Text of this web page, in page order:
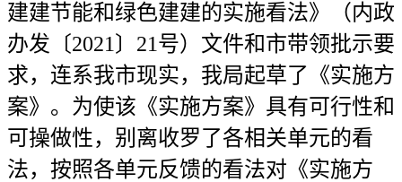
建建节能和绿色建建的实施看法》（内政
办发〔2021〕21号）文件和市带领批示要
求，连系我市现实，我局起草了《实施方
案》。为使该《实施方案》具有可行性和
可操做性，别离收罗了各相关单元的看
法，按照各单元反馈的看法对《实施方